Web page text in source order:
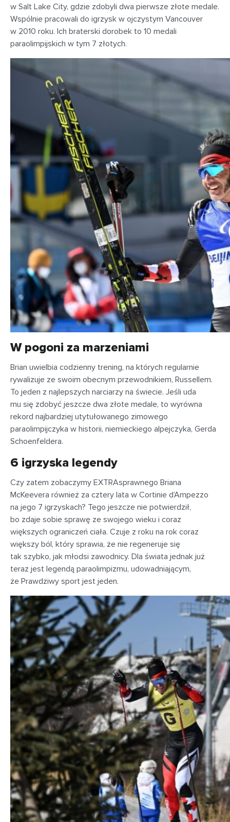
w Salt Lake City, gdzie zdobyli dwa pierwsze złote medale.
Wspólnie pracowali do igrzysk w ojczystym Vancouver
w 2010 roku. Ich braterski dorobek to 10 medali
paraolimpijskich w tym 7 złotych.
W pogoni za marzeniami
Brian uwielbia codzienny trening, na których regularnie
rywalizuje ze swoim obecnym przewodnikiem, Russellem.
To jeden z najlepszych narciarzy na świecie. Jeśli uda
mu się zdobyć jeszcze dwa złote medale, to wyrówna
rekord najbardziej utytułowanego zimowego
paraolimpijczyka w historii, niemieckiego alpejczyka, Gerda
Schoenfeldera.
6 igrzyska legendy
Czy zatem zobaczymy EXTRAsprawnego Briana
McKeevera również za cztery lata w Cortinie d’Ampezzo
na jego 7 igrzyskach? Tego jeszcze nie potwierdził,
bo zdaje sobie sprawę ze swojego wieku i coraz
większych ograniczeń ciała. Czuje z roku na rok coraz
większy ból, który sprawia, że nie regeneruje się
tak szybko, jak młodsi zawodnicy. Dla świata jednak już
teraz jest legendą paraolimpizmu, udowadniającym,
że Prawdziwy sport jest jeden.